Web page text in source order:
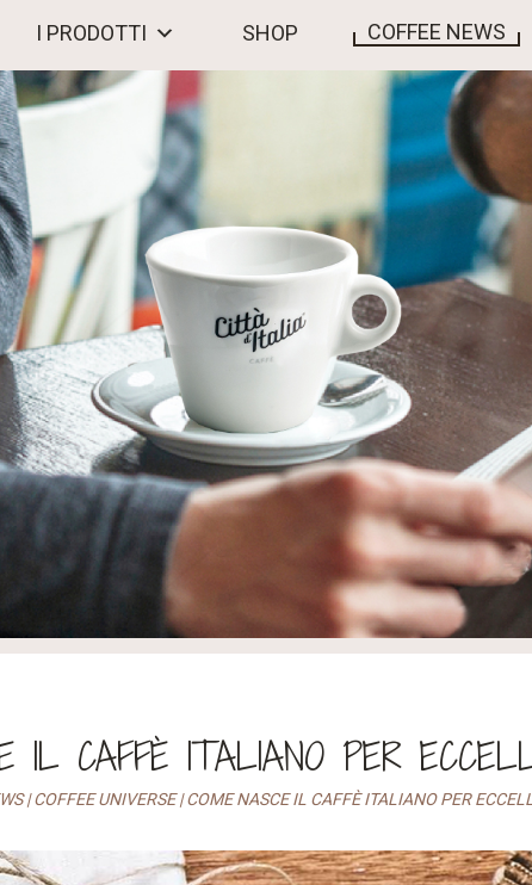
I PRODOTTI SHOP COFFEE NEWS
IL CAFFÈ ITALIANO PER
|COFFEE UNIVERSE|COME NASCE IL CAFFÈ ITALIANO PER